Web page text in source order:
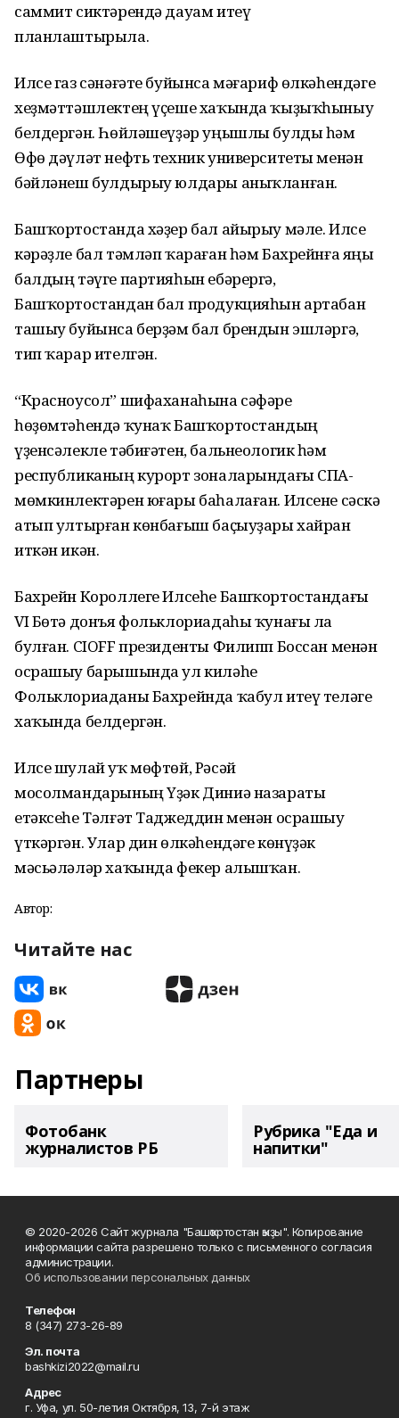
саммит сиктәрендә дауам итеү
планлаштырыла.
Илсе газ сәнәғәте буйынса мәғариф өлкәһендәге
хеҙмәттәшлектең үҫеше хаҡында ҡыҙыҡһыныу
белдергән. Һөйләшеүҙәр уңышлы булды һәм
Өфө дәүләт нефть техник университеты менән
бәйләнеш булдырыу юлдары аныҡланған.
Башҡортостанда хәҙер бал айырыу мәле. Илсе
кәрәҙле бал тәмләп ҡараған һәм Бахрейнға яңы
балдың тәүге партияһын ебәрергә,
Башҡортостандан бал продукцияһын артабан
ташыу буйынса берҙәм бал брендын эшләргә,
тип ҡарар ителгән.
“Красноусол” шифаханаһына сәфәре
һөҙөмтәһендә ҡунаҡ Башҡортостандың
үҙенсәлекле тәбиғәтен, бальнеологик һәм
республиканың курорт зоналарындағы СПА-
мөмкинлектәрен юғары баһалаған. Илсене сәскә
атып ултырған көнбағыш баҫыуҙары хайран
иткән икән.
Бахрейн Короллеге Илсеһе Башҡортостандағы
VI Бөтә донъя фольклориадаһы ҡунағы ла
булған. CIOFF президенты Филипп Боссан менән
осрашыу барышында ул киләһе
Фольклориаданы Бахрейнда ҡабул итеү теләге
хаҡында белдергән.
Илсе шулай уҡ мөфтөй, Рәсәй
мосолмандарының Үҙәк Диниә назараты
етәксеһе Тәлғәт Таджеддин менән осрашыу
үткәргән. Улар дин өлкәһендәге көнүҙәк
мәсьәләләр хаҡында фекер алышҡан.
Автор:
Читайте нас
Партнеры
Фотобанк
журналистов РБ
Рубрика "Еда и
напитки"
© 2020-2026 Сайт журнала "Башҡортостан ҡыҙы". Копирование
информации сайта разрешено только с письменного согласия
администрации.
Об использовании персональных данных
Телефон
8 (347) 273-26-89
Эл. почта
bashkizi2022@mail.ru
Адрес
г. Уфа, ул. 50-летия Октября, 13, 7-й этаж